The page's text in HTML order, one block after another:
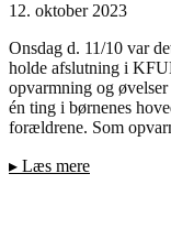
12. oktober 2023
Onsdag d. 11/10 var
holde afslutning i
opvarmning og
én ting i børnenes
forældrene. Som
▸ Læs mere